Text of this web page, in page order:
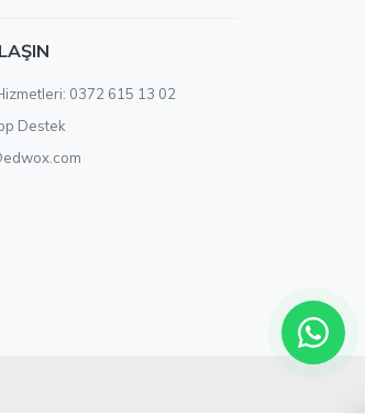
Genellikle birkaç dakika içinde yanıtlıyoruz
0372 615 13 02
Destek